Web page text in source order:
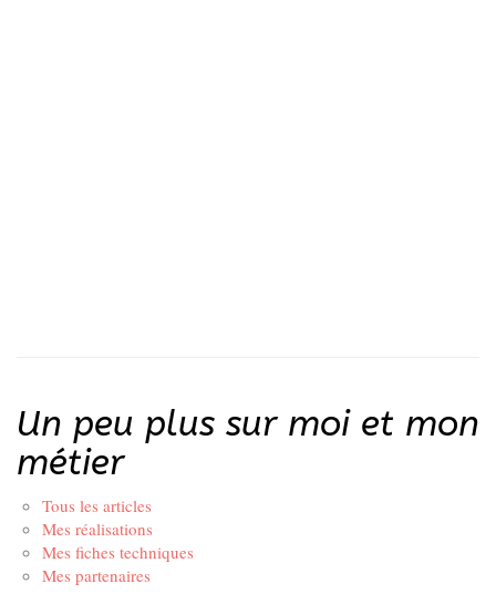
Un peu plus sur moi et mon
métier
Tous les articles
Mes réalisations
Mes fiches techniques
Mes partenaires